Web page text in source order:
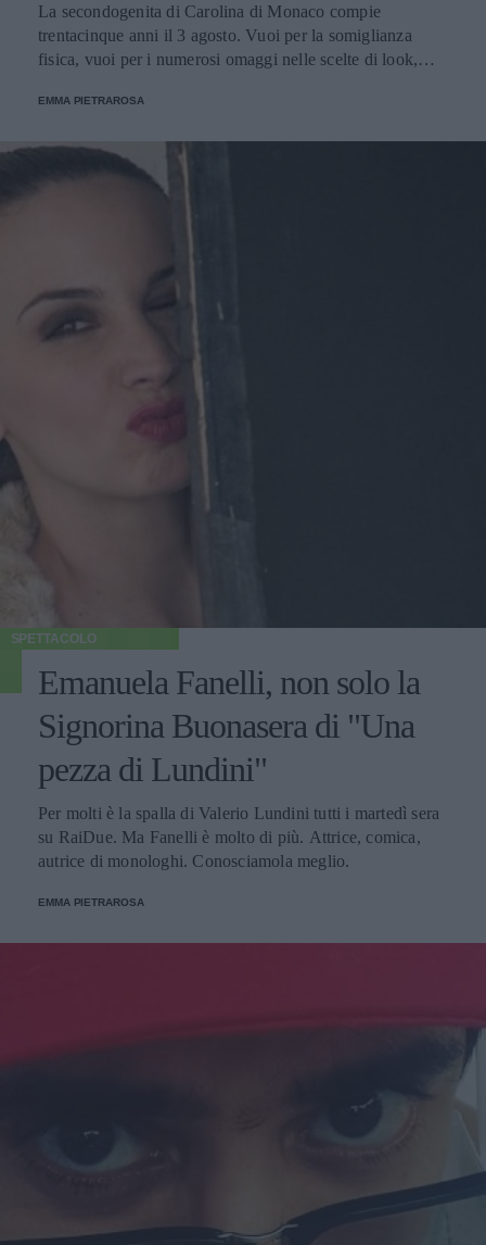
La secondogenita di Carolina di Monaco compie
trentacinque anni il 3 agosto. Vuoi per la somiglianza
fisica, vuoi per i numerosi omaggi nelle scelte di look,
EMMA PIETRAROSA
SPETTACOLO
Emanuela Fanelli, non solo la
Signorina Buonasera di "Una
pezza di Lundini"
Per molti è la spalla di Valerio Lundini tutti i martedì sera
su RaiDue. Ma Fanelli è molto di più. Attrice, comica,
autrice di monologhi. Conosciamola meglio.
EMMA PIETRAROSA